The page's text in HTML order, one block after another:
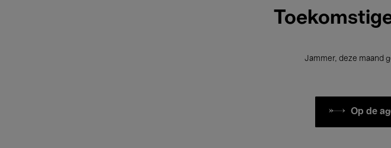
Jammer, deze maand
Op de